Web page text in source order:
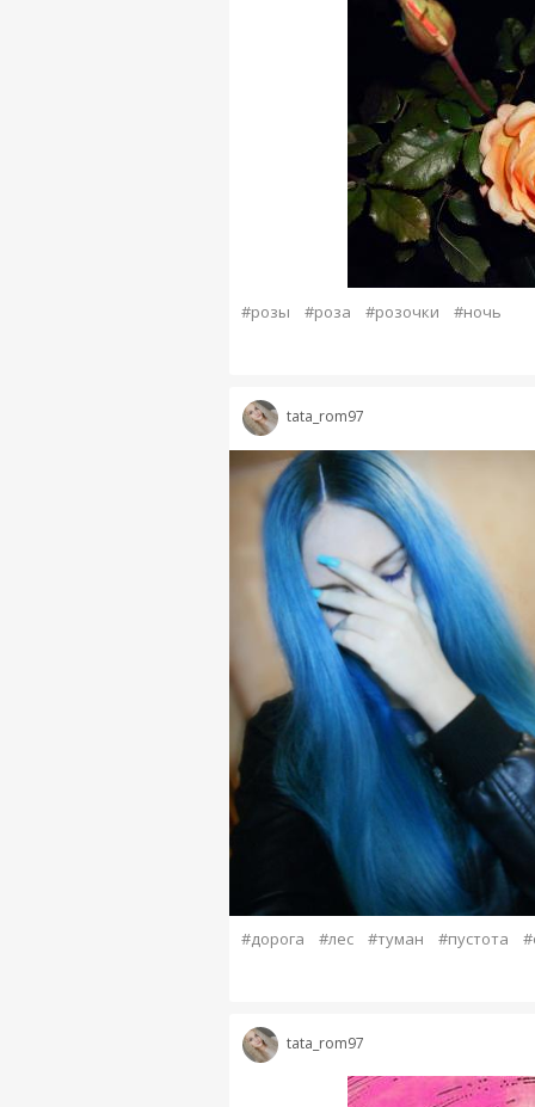
#розы #роза #розочки #ночь
tata_rom97
#дорога #лес #туман #пустота
tata_rom97